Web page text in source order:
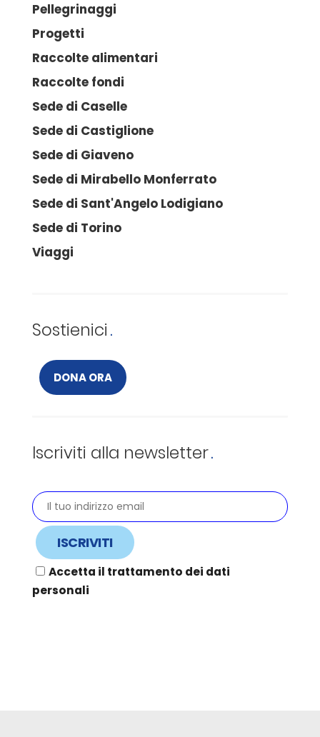
Pellegrinaggi
Progetti
Raccolte alimentari
Raccolte fondi
Sede di Caselle
Sede di Castiglione
Sede di Giaveno
Sede di Mirabello Monferrato
Sede di Sant'Angelo Lodigiano
Sede di Torino
Viaggi
Sostienici
DONA ORA
Iscriviti alla newsletter
Accetta il trattamento dei dati
personali